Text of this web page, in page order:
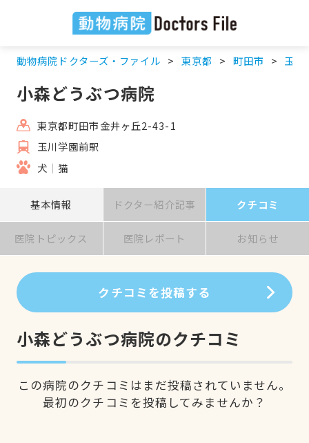
動物病院ドクターズ・ファイル 東京都 町田市 玉川
小森どうぶつ病院
東京都町田市金井ヶ丘2-43-1
玉川学園前駅
犬
猫
基本情報 ドクター紹介記事 クチコミ
医院トピックス 医院レポート お知らせ
クチコミを投稿する
小森どうぶつ病院のクチコミ
この病院のクチコミはまだ投稿されていません。
最初のクチコミを投稿してみませんか？